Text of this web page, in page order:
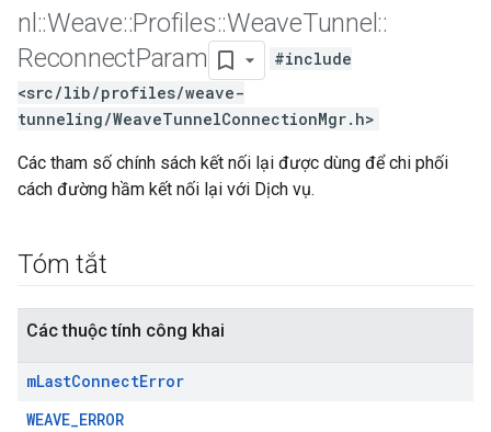
nl ::Weave::Profiles::WeaveTunnel ::
ReconnectParam
#include
<src/lib/profiles/weave-
tunneling/WeaveTunnelConnectionMgr.h>
Các tham số chính sách kết nối lại được dùng để chi phối
cách đường hầm kết nối lại với Dịch vụ.
Tóm tắt
Các thuộc tính công khai
mLastConnectError
WEAVE_ERROR